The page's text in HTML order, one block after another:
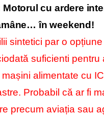
cu ardere
în weekend!
sintetici par o
suficienti pentru
alimentate cu
Probabil că ar fi
precum aviația sau